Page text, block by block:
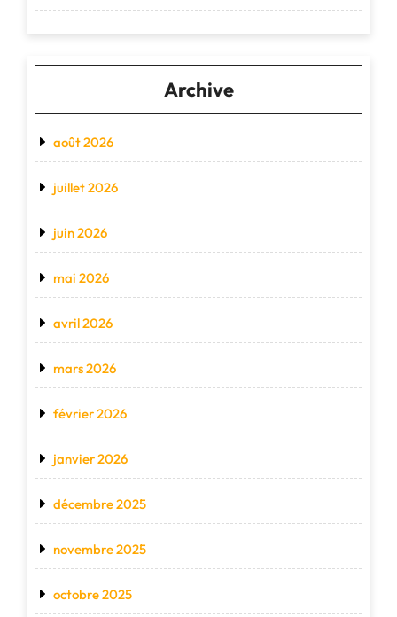
Archive
août 2026
juillet 2026
juin 2026
mai 2026
avril 2026
mars 2026
février 2026
janvier 2026
décembre 2025
novembre 2025
octobre 2025